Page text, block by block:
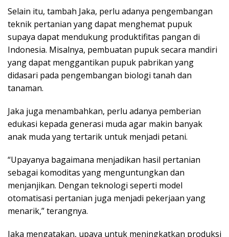
Selain itu, tambah Jaka, perlu adanya pengembangan
teknik pertanian yang dapat menghemat pupuk
supaya dapat mendukung produktifitas pangan di
Indonesia. Misalnya, pembuatan pupuk secara mandiri
yang dapat menggantikan pupuk pabrikan yang
didasari pada pengembangan biologi tanah dan
tanaman.
Jaka juga menambahkan, perlu adanya pemberian
edukasi kepada generasi muda agar makin banyak
anak muda yang tertarik untuk menjadi petani.
“Upayanya bagaimana menjadikan hasil pertanian
sebagai komoditas yang menguntungkan dan
menjanjikan. Dengan teknologi seperti model
otomatisasi pertanian juga menjadi pekerjaan yang
menarik,” terangnya.
Jaka mengatakan, upaya untuk meningkatkan produksi